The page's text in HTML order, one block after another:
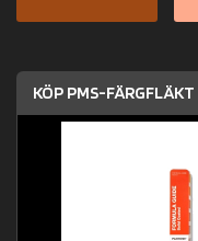
KÖP PMS-FÄRGFLÄKT